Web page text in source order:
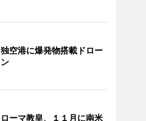
独空港に爆発物搭載ドロー
ン
ローマ教皇、１１月に南米